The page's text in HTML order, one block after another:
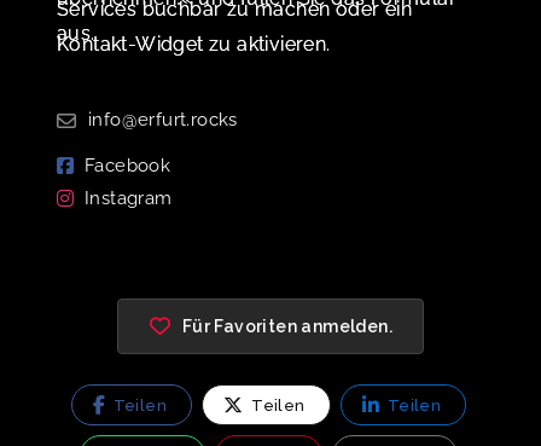
Services buchbar zu machen oder ein
Kontakt-Widget zu aktivieren.
aus.
info@erfurt.rocks
Facebook
Instagram
Für Favoriten anmelden.
Teilen Teilen Teilen